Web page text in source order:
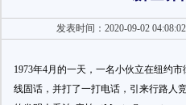
发表时间：2020-09-02 04:08:02
1973年4月的一天，一名小伙立在纽约
线固话，并打了一打电话，引来行路人